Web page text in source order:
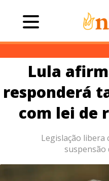
Lula
responderá
com lei de
Legislação libera
suspensão